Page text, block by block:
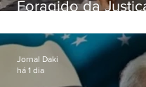
Foragido da
RJ-106, em Maricá
Jornal Daki
há 1 dia